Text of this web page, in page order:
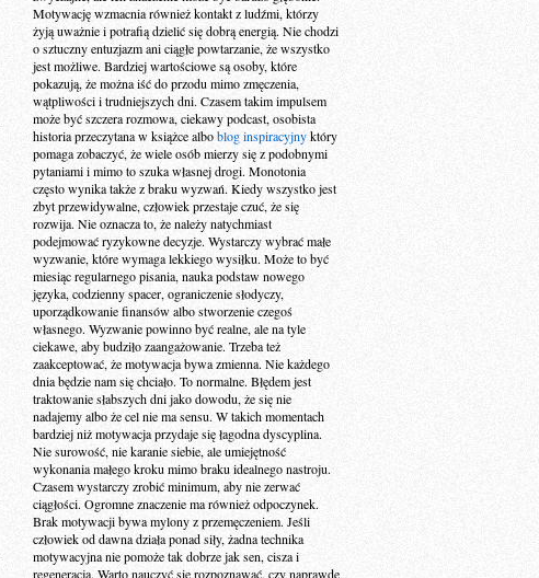
Motywację wzmacnia również kontakt z ludźmi, którzy
żyją uważnie i potrafią dzielić się dobrą energią. Nie chodzi
o sztuczny entuzjazm ani ciągłe powtarzanie, że wszystko
jest możliwe. Bardziej wartościowe są osoby, które
pokazują, że można iść do przodu mimo zmęczenia,
wątpliwości i trudniejszych dni. Czasem takim impulsem
może być szczera rozmowa, ciekawy podcast, osobista
historia przeczytana w książce alboblog inspiracyjnyktóry
pomaga zobaczyć, że wiele osób mierzy się z podobnymi
pytaniami i mimo to szuka własnej drogi. Monotonia
często wynika także z braku wyzwań. Kiedy wszystko jest
zbyt przewidywalne, człowiek przestaje czuć, że się
rozwija. Nie oznacza to, że należy natychmiast
podejmować ryzykowne decyzje. Wystarczy wybrać małe
wyzwanie, które wymaga lekkiego wysiłku. Może to być
miesiąc regularnego pisania, nauka podstaw nowego
języka, codzienny spacer, ograniczenie słodyczy,
uporządkowanie finansów albo stworzenie czegoś
własnego. Wyzwanie powinno być realne, ale na tyle
ciekawe, aby budziło zaangażowanie. Trzeba też
zaakceptować, że motywacja bywa zmienna. Nie każdego
dnia będzie nam się chciało. To normalne. Błędem jest
traktowanie słabszych dni jako dowodu, że się nie
nadajemy albo że cel nie ma sensu. W takich momentach
bardziej niż motywacja przydaje się łagodna dyscyplina.
Nie surowość, nie karanie siebie, ale umiejętność
wykonania małego kroku mimo braku idealnego nastroju.
Czasem wystarczy zrobić minimum, aby nie zerwać
ciągłości. Ogromne znaczenie ma również odpoczynek.
Brak motywacji bywa mylony z przemęczeniem. Jeśli
człowiek od dawna działa ponad siły, żadna technika
motywacyjna nie pomoże tak dobrze jak sen, cisza i
regeneracja. Warto nauczyć się rozpoznawać, czy naprawdę